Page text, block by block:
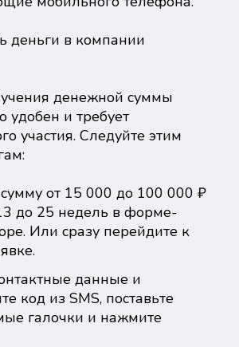
деньги в компании
денежной суммы
удобен и требует
участия. Следуйте этим
от 15 000 до 100 000 ₽
до 25 недель в форме-
Или сразу перейдите к
данные и
код из SMS, поставьте
галочки и нажмите